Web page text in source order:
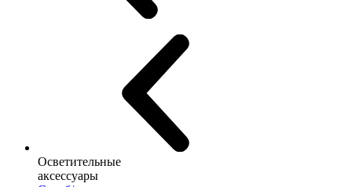
Осветительные
аксессуары